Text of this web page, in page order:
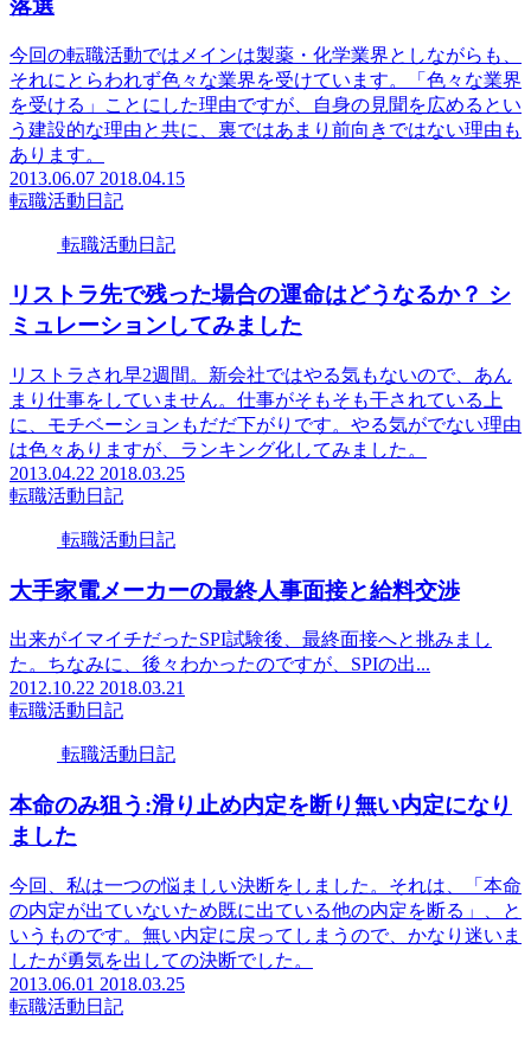
落選
今回の転職活動ではメインは製薬・化学業界としながらも、
それにとらわれず色々な業界を受けています。「色々な業界
を受ける」ことにした理由ですが、自身の見聞を広めるとい
う建設的な理由と共に、裏ではあまり前向きではない理由も
あります。
2013.06.07 2018.04.15
転職活動日記
転職活動日記
リストラ先で残った場合の運命はどうなるか？ シ
ミュレーションしてみました
リストラされ早2週間。新会社ではやる気もないので、あん
まり仕事をしていません。仕事がそもそも干されている上
に、モチベーションもだだ下がりです。やる気がでない理由
は色々ありますが、ランキング化してみました。
2013.04.22 2018.03.25
転職活動日記
転職活動日記
大手家電メーカーの最終人事面接と給料交渉
出来がイマイチだったSPI試験後、最終面接へと挑みまし
た。ちなみに、後々わかったのですが、SPIの出...
2012.10.22 2018.03.21
転職活動日記
転職活動日記
本命のみ狙う:滑り止め内定を断り無い内定になり
ました
今回、私は一つの悩ましい決断をしました。それは、「本命
の内定が出ていないため既に出ている他の内定を断る」、と
いうものです。無い内定に戻ってしまうので、かなり迷いま
したが勇気を出しての決断でした。
2013.06.01 2018.03.25
転職活動日記